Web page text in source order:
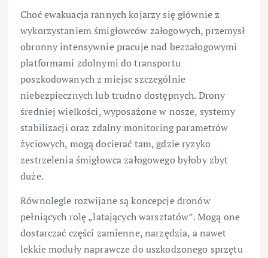
Choć ewakuacja rannych kojarzy się głównie z
wykorzystaniem śmigłowców załogowych, przemysł
obronny intensywnie pracuje nad bezzałogowymi
platformami zdolnymi do transportu
poszkodowanych z miejsc szczególnie
niebezpiecznych lub trudno dostępnych. Drony
średniej wielkości, wyposażone w nosze, systemy
stabilizacji oraz zdalny monitoring parametrów
życiowych, mogą docierać tam, gdzie ryzyko
zestrzelenia śmigłowca załogowego byłoby zbyt
duże.
Równolegle rozwijane są koncepcje dronów
pełniących rolę „latających warsztatów”. Mogą one
dostarczać części zamienne, narzędzia, a nawet
lekkie moduły naprawcze do uszkodzonego sprzętu